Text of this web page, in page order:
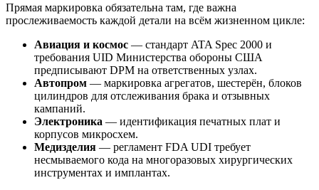
Прямая маркировка обязательна там, где важна
прослеживаемость каждой детали на всём жизненном цикле:
Авиация и космос — стандарт ATA Spec 2000 и
требования UID Министерства обороны США
предписывают DPM на ответственных узлах.
Автопром — маркировка агрегатов, шестерён, блоков
цилиндров для отслеживания брака и отзывных
кампаний.
Электроника — идентификация печатных плат и
корпусов микросхем.
Медизделия — регламент FDA UDI требует
несмываемого кода на многоразовых хирургических
инструментах и имплантах.